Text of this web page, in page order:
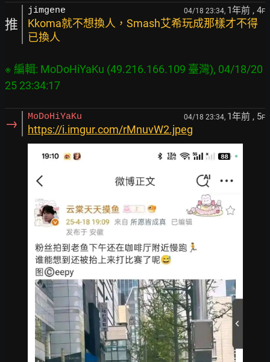
推
jimgene 04/18 23:34, 1年前 , 4F
Kkoma就不想換人，Smash艾希玩成那樣才不得
已換人
※ 編輯: MoDoHiYaKu (49.216.166.109 臺灣), 04/18/20
25 23:34:17
→ MoDoHiYaKu 04/18 23:34, 1年前 , 5F
https://i.imgur.com/rMnuvW2.jpeg